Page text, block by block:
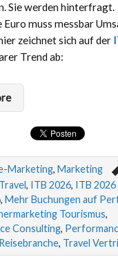
Sie werden hinterfragt.
muss messbar
zeichnet sich auf der
Trend ab:
Marketing, Marketing
, ITB 2026, ITB
, Mehr Buchungen auf
Tourismus,
Consulting,
, Travel